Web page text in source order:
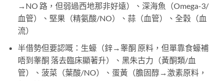
→NO 路，但弱過西地那非好遠）、深海魚（Omega-3/
血管）、堅果（精氨酸/NO）、蒜（血管）、全穀（血
流）
半借勢但要認嘅：生蠔（鋅→睾酮 原料，但單靠食蠔補
唔到睾酮 落去臨床顯著升）、黑朱古力（黃酮類/血
管）、菠菜（葉酸/NO）、蛋黃（膽固醇→激素原料，